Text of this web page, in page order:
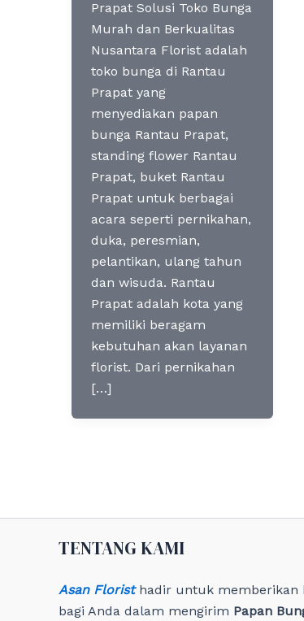
Prapat Solusi Toko Bunga
Murah dan Berkualitas
Nusantara Florist adalah
toko bunga di Rantau
Prapat yang
menyediakan papan
bunga Rantau Prapat,
standing flower Rantau
Prapat, buket Rantau
Prapat untuk berbagai
acara seperti pernikahan,
duka, peresmian,
pelantikan, ulang tahun
dan wisuda. Rantau
Prapat adalah kota yang
memiliki beragam
kebutuhan akan layanan
florist. Dari pernikahan
[…]
TENTANG KAMI
Asan Floristhadir untuk memberikan
bagi Anda dalam mengirim Papan